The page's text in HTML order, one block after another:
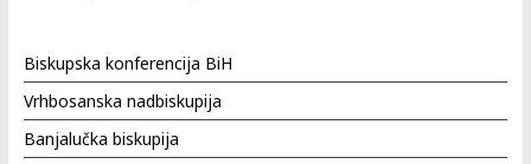
Biskupska konferencija BiH
Vrhbosanska nadbiskupija
Banjalučka biskupija